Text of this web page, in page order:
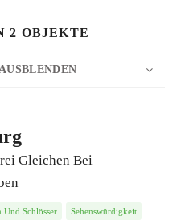
2 OBJEKTE
Gleichen Bei
Und Schlösser Sehenswürdigkeit